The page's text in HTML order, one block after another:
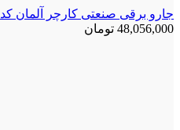
جارو برقی صنعتی کارچر آلمان کد KARCHER-NT30
48,056,000 تومان